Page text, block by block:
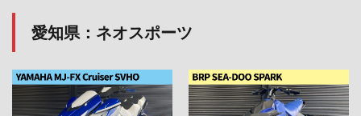
愛知県：ネオスポーツ